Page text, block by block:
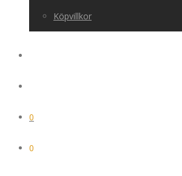
Köpvillkor
0
0